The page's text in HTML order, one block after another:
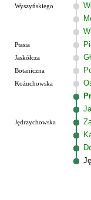
Wyszyńskiego
Ptasia
Jaskółcza
Botaniczna
Kożuchowska
Jędrzychowska